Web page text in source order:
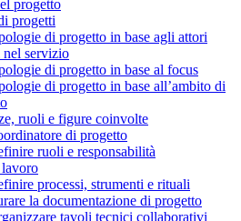
progetto
progetti
di progetto in base agli attori
servizio
di progetto in base al focus
di progetto in base all’ambito di
ruoli e figure coinvolte
di progetto
ruoli e responsabilità
processi, strumenti e rituali
la documentazione di progetto
tavoli tecnici collaborativi